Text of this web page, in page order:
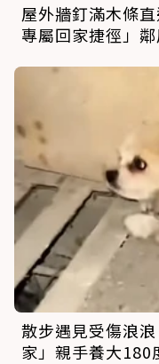
屋外牆釘滿木條
專屬回家捷徑」
散步遇見受傷浪
家」親手養大180